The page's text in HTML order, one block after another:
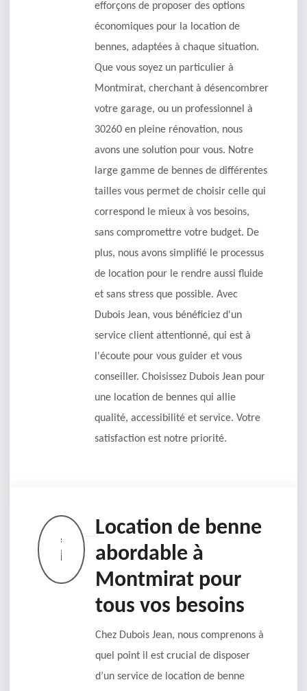
efforçons de proposer des options
économiques pour la location de
bennes, adaptées à chaque situation.
Que vous soyez un particulier à
Montmirat, cherchant à désencombrer
votre garage, ou un professionnel à
30260 en pleine rénovation, nous
avons une solution pour vous. Notre
large gamme de bennes de différentes
tailles vous permet de choisir celle qui
correspond le mieux à vos besoins,
sans compromettre votre budget. De
plus, nous avons simplifié le processus
de location pour le rendre aussi fluide
et sans stress que possible. Avec
Dubois Jean, vous bénéficiez d'un
service client attentionné, qui est à
l'écoute pour vous guider et vous
conseiller. Choisissez Dubois Jean pour
une location de bennes qui allie
qualité, accessibilité et service. Votre
satisfaction est notre priorité.
Location de benne
abordable à
Montmirat pour
tous vos besoins
Chez Dubois Jean, nous comprenons à
quel point il est crucial de disposer
d’un service de location de benne